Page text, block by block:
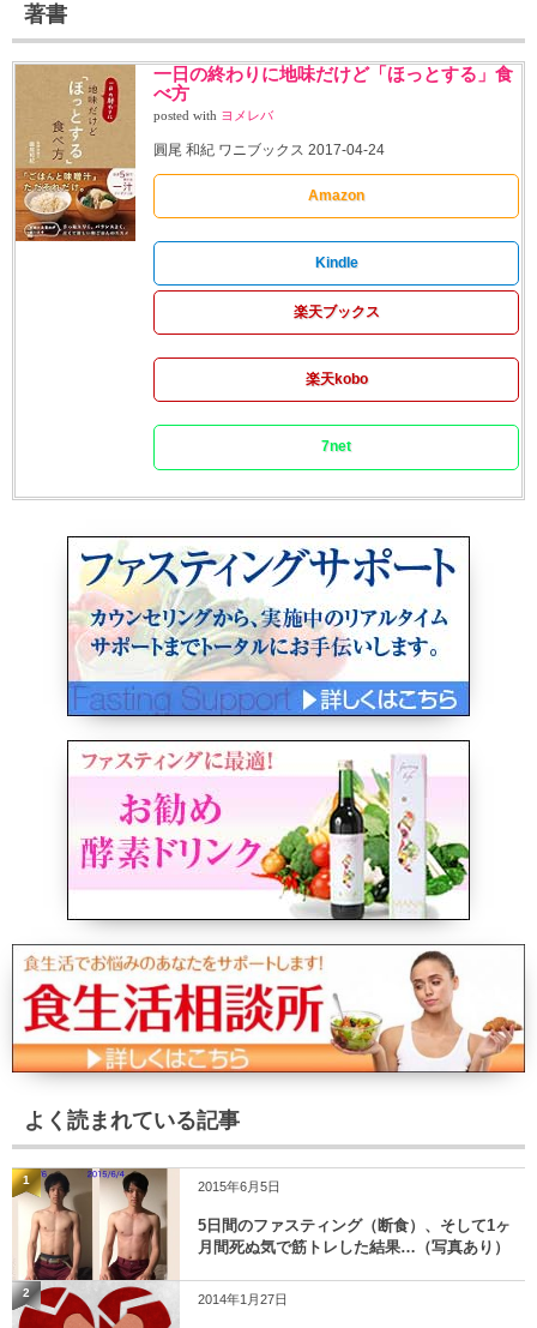
著書
一日の終わりに地味だけど「ほっとする」食
べ方
posted with ヨメレバ
圓尾 和紀 ワニブックス 2017-04-24
Amazon
Kindle
楽天ブックス
楽天kobo
7net
よく読まれている記事
1 2015年6月5日
5日間のファスティング（断食）、そして1ヶ
月間死ぬ気で筋トレした結果…（写真あり）
2 2014年1月27日